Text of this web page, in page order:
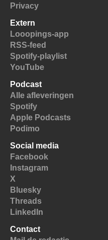
Privacy
Extern
Looopings-app
RSS-feed
Spotify-playlist
YouTube
Podcast
Alle afleveringen
Spotify
Apple Podcasts
Podimo
Social media
Facebook
Instagram
X
Bluesky
Threads
LinkedIn
Contact